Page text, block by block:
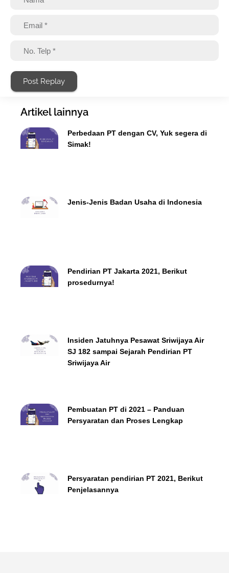
Post Replay
Artikel lainnya
Perbedaan PT dengan CV, Yuk segera di
Simak!
Jenis-Jenis Badan Usaha di Indonesia
Pendirian PT Jakarta 2021, Berikut
prosedurnya!
Insiden Jatuhnya Pesawat Sriwijaya Air
SJ 182 sampai Sejarah Pendirian PT
Sriwijaya Air
Pembuatan PT di 2021 – Panduan
Persyaratan dan Proses Lengkap
Persyaratan pendirian PT 2021, Berikut
Penjelasannya